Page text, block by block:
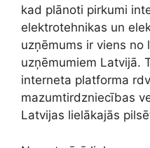
kad plānoti pirkumi
elektrotehnikas un
uzņēmums ir viens no
uzņēmumiem Latvijā.
interneta platforma
mazumtirdzniecības
Latvijas lielākajās